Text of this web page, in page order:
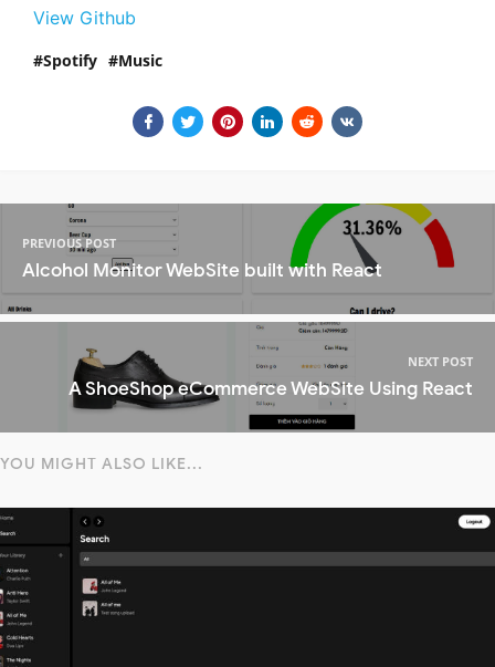
View Github
Spotify Music
PREVIOUS POST
Alcohol Monitor WebSite built with React
NEXT POST
A ShoeShop eCommerce WebSite Using React
YOU MIGHT ALSO LIKE...